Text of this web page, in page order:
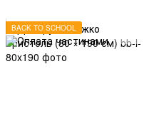
BACK TO SCHOOL